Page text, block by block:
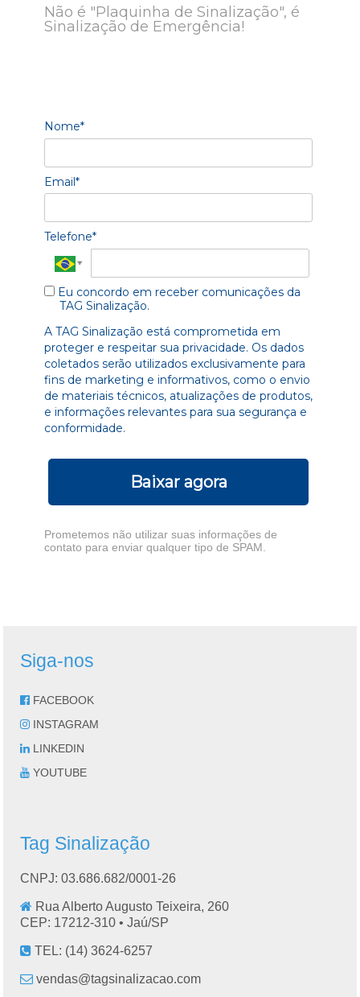
Não é "Plaquinha de Sinalização", é
Sinalização de Emergência!
Nome*
Email*
Telefone*
Eu concordo em receber comunicações da
TAG Sinalização.
A TAG Sinalização está comprometida em
proteger e respeitar sua privacidade. Os dados
coletados serão utilizados exclusivamente para
fins de marketing e informativos, como o envio
de materiais técnicos, atualizações de produtos,
e informações relevantes para sua segurança e
conformidade.
Baixar agora
Prometemos não utilizar suas informações de
contato para enviar qualquer tipo de SPAM.
Siga-nos
FACEBOOK
INSTAGRAM
LINKEDIN
YOUTUBE
Tag Sinalização
CNPJ: 03.686.682/0001-26
Rua Alberto Augusto Teixeira, 260
CEP: 17212-310 •Jaú/SP
TEL: (14) 3624-6257
vendas@tagsinalizacao.com